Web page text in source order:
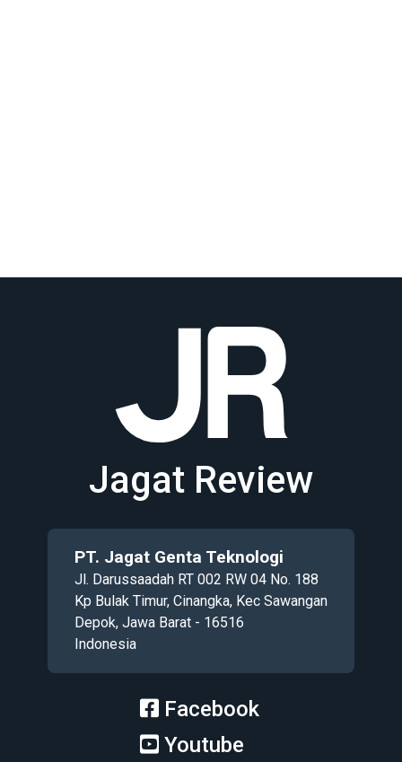
Jagat Review
PT. Jagat Genta Teknologi
Jl. Darussaadah RT 002 RW 04 No. 188
Kp Bulak Timur, Cinangka, Kec Sawangan
Depok, Jawa Barat - 16516
Indonesia
Facebook
Youtube